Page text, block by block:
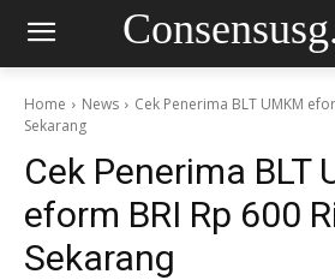
Home News
Cek Penerima BLT UMKM
Sekarang
Cek Penerima BLT
eform BRI Rp 600
Sekarang